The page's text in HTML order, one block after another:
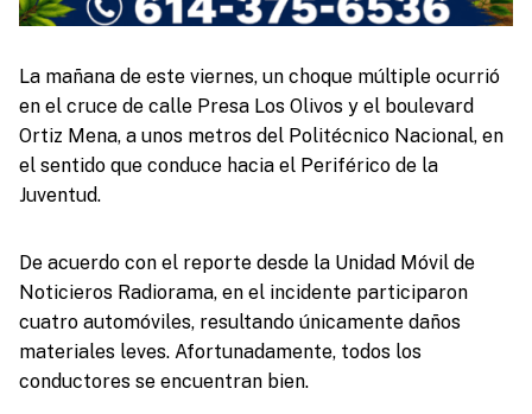
La mañana de este viernes, un choque múltiple ocurrió
en el cruce de calle Presa Los Olivos y el boulevard
Ortiz Mena, a unos metros del Politécnico Nacional, en
el sentido que conduce hacia el Periférico de la
Juventud.
De acuerdo con el reporte desde la Unidad Móvil de
Noticieros Radiorama, en el incidente participaron
cuatro automóviles, resultando únicamente daños
materiales leves. Afortunadamente, todos los
conductores se encuentran bien.